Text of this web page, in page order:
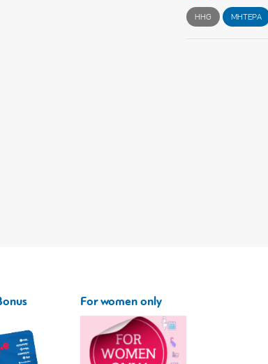
HHG ΜΗΤΕΡΑ
For women only